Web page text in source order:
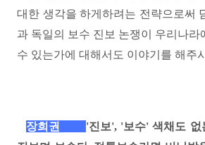
대한 생각을 하게하려는 전략으로써
과 독일의 보수 진보 논쟁이 우리나라
수 있는가에 대해서도 이야기를 해주
장희권 '진보', '보수' 색채도 없